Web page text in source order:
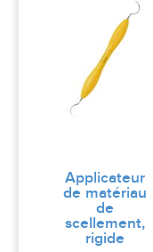
Applicateur
de matériau
de
scellement,
rigide